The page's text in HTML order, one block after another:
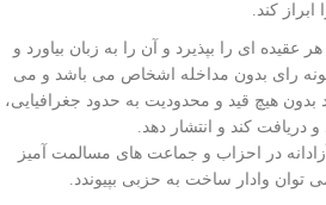
کند.
ای را بپذیرد و آن را به زبان بیاورد و
رای بدون مداخله اشخاص می باشد و می
بدون هیچ قید و محدودیت به حدود جغرافیایی،
و دریافت کند و انتشار دهد.
در احزاب و جماعت های مسالمت آمیز
وادار ساخت به حزبی بپیوندد.